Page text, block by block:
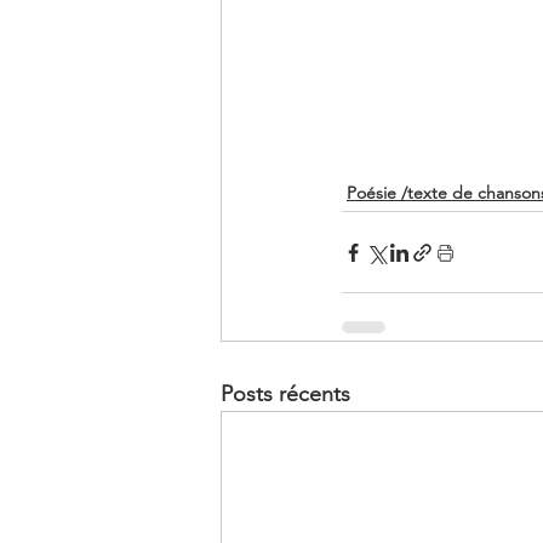
Poésie /texte de
Posts récents